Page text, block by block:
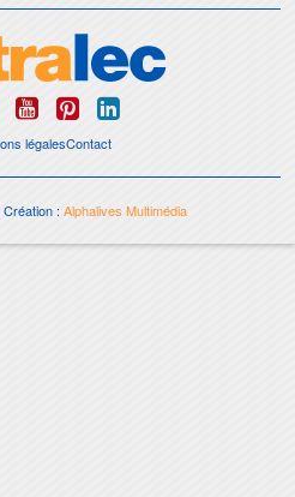
légalesContact
:Alphalives Multimédia